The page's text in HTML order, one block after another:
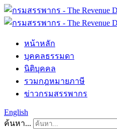
หน้าหลัก
บุคคลธรรมดา
นิติบุคคล
รวมกฎหมายภาษี
ข่าวกรมสรรพากร
English
ค้นหา...